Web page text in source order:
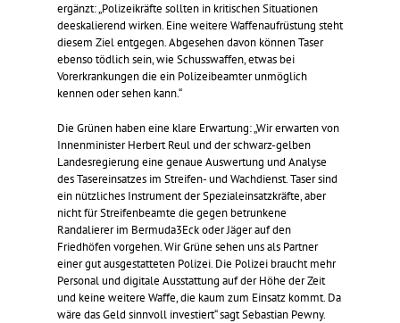
ergänzt: „Polizeikräfte sollten in kritischen Situationen
deeskalierend wirken. Eine weitere Waffenaufrüstung steht
diesem Ziel entgegen. Abgesehen davon können Taser
ebenso tödlich sein, wie Schusswaffen, etwas bei
Vorerkrankungen die ein Polizeibeamter unmöglich
kennen oder sehen kann.“
Die Grünen haben eine klare Erwartung: „Wir erwarten von
Innenminister Herbert Reul und der schwarz-gelben
Landesregierung eine genaue Auswertung und Analyse
des Tasereinsatzes im Streifen- und Wachdienst. Taser sind
ein nützliches Instrument der Spezialeinsatzkräfte, aber
nicht für Streifenbeamte die gegen betrunkene
Randalierer im Bermuda3Eck oder Jäger auf den
Friedhöfen vorgehen. Wir Grüne sehen uns als Partner
einer gut ausgestatteten Polizei. Die Polizei braucht mehr
Personal und digitale Ausstattung auf der Höhe der Zeit
und keine weitere Waffe, die kaum zum Einsatz kommt. Da
wäre das Geld sinnvoll investiert“ sagt Sebastian Pewny.